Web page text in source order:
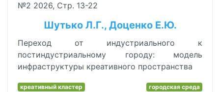
№2 2026, Стр. 13-22
Шутько Л.Г., Доценко Е.Ю.
Переход от индустриального к
постиндустриальному городу: модель
инфраструктуры креативного пространства
креативный кластер
городская среда